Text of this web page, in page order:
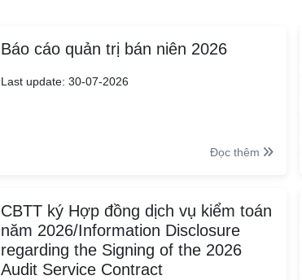
Báo cáo quản trị bán niên 2026
Last update: 30-07-2026
Đọc thêm
CBTT ký Hợp đồng dịch vụ kiểm toán
năm 2026/Information Disclosure
regarding the Signing of the 2026
Audit Service Contract